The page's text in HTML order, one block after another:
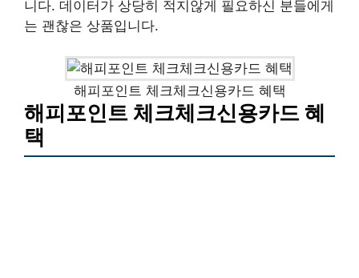
니다. 데이터가 상당히 적지않게 필요하신 분들에게
는 괜찮은 상품입니다.
해피포인트 체크체크신용카드 혜택
해피포인트 체크체크신용카드 혜
택